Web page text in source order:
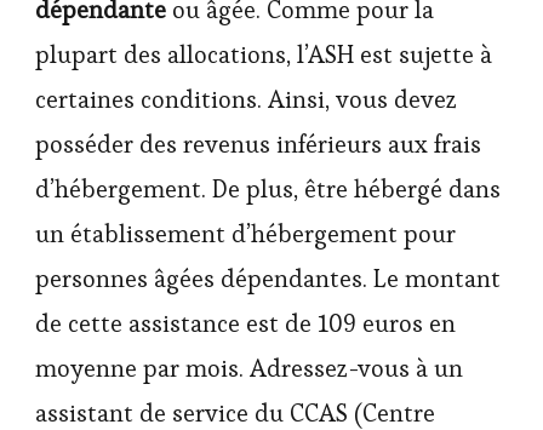
dépendante ou âgée. Comme pour la
plupart des allocations, l’ASH est sujette à
certaines conditions. Ainsi, vous devez
posséder des revenus inférieurs aux frais
d’hébergement. De plus, être hébergé dans
un établissement d’hébergement pour
personnes âgées dépendantes. Le montant
de cette assistance est de 109 euros en
moyenne par mois. Adressez-vous à un
assistant de service du CCAS (Centre